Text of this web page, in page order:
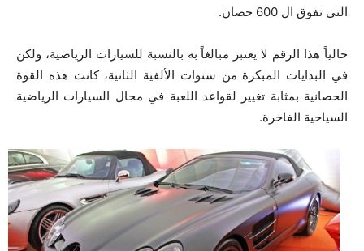
التي تفوق ال 600 حصان.
حالياً هذا الرقم لا يعتبر مبالغاً به بالنسبة للسيارات الرياضية، ولكن
في البدايات المبكرة من سنوات الألفية الثانية، كانت هذه القوة
الحصانية بمثابة تغيير لقواعد اللعبة في مجال السيارات الرياضية
السياحية الفاخرة.